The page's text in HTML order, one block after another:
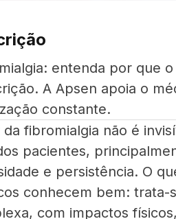
entenda por que
A Apsen apoia o
constante.
da fibromialgia não é
pacientes,
e persistência. O
conhecem bem:
com impactos